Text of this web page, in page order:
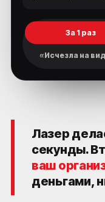
За 1 раз
«Исчезла на
Лазер
секунды.
ваш
деньгами,